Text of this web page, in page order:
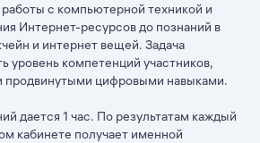
с компьютерной техникой и
Интернет-ресурсов до познаний в
и интернет вещей. Задача
уровень компетенций участников,
продвинутыми цифровыми навыками.
дается 1 час. По результатам каждый
кабинете получает именной